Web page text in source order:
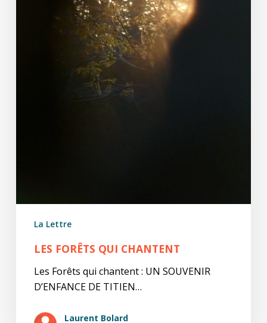
La Lettre
LES FORÊTS QUI CHANTENT
Les Forêts qui chantent : UN SOUVENIR
D’ENFANCE DE TITIEN…
Laurent Bolard